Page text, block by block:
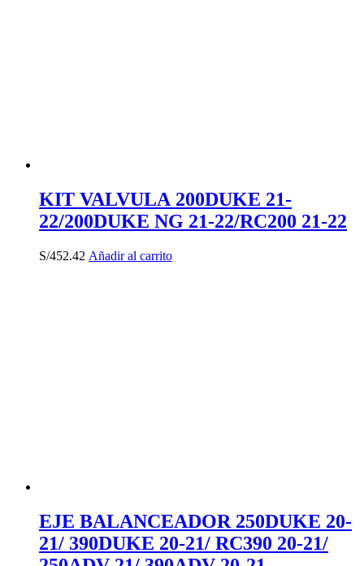
KIT VALVULA 200DUKE 21-
22/200DUKE NG 21-22/RC200 21-22
S/452.42 Añadir al carrito
EJE BALANCEADOR 250DUKE 20-
21/ 390DUKE 20-21/ RC390 20-21/